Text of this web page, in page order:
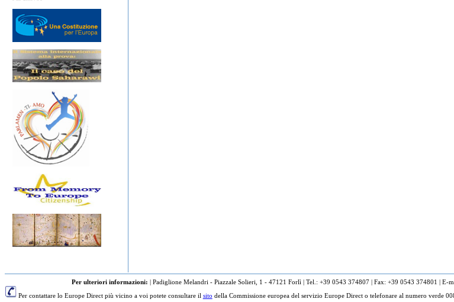
Per ulteriori informazioni: | Padiglione Melandri - Piazzale Solieri, 1 - 47121 Forlì | Tel.: +39 0543 374807 | Fax: +39 0543 374801 | E-
Per contattare lo Europe Direct più vicino a voi potete consultare il sito della Commissione europea del servizio Europe Direct o telefonare al numero verde